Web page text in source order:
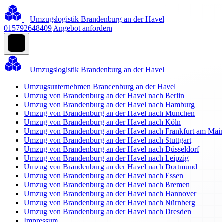
Umzugslogistik Brandenburg an der Havel
015792648409 Angebot anfordern
Umzugslogistik Brandenburg an der Havel
Umzugsunternehmen Brandenburg an der Havel
Umzug von Brandenburg an der Havel nach Berlin
Umzug von Brandenburg an der Havel nach Hamburg
Umzug von Brandenburg an der Havel nach München
Umzug von Brandenburg an der Havel nach Köln
Umzug von Brandenburg an der Havel nach Frankfurt am
Umzug von Brandenburg an der Havel nach Stuttgart
Umzug von Brandenburg an der Havel nach Düsseldorf
Umzug von Brandenburg an der Havel nach Leipzig
Umzug von Brandenburg an der Havel nach Dortmund
Umzug von Brandenburg an der Havel nach Essen
Umzug von Brandenburg an der Havel nach Bremen
Umzug von Brandenburg an der Havel nach Hannover
Umzug von Brandenburg an der Havel nach Nürnberg
Umzug von Brandenburg an der Havel nach Dresden
Impressum